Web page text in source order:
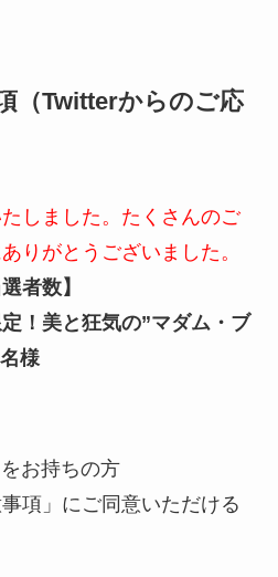
（Twitterからのご応
しました。たくさんのご
りがとうございました。
者数】
！美と狂気の”マダム・ブ
名様
お持ちの方
項」にご同意いただける